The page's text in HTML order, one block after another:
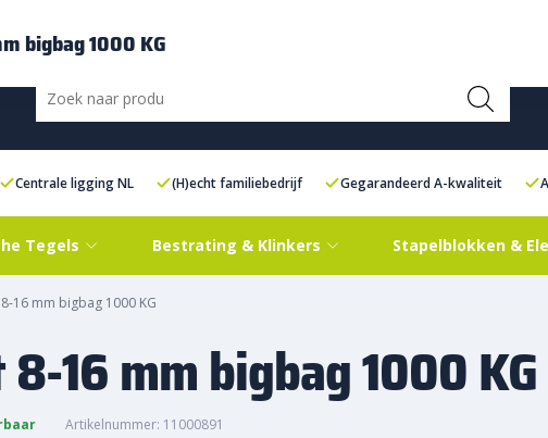
Centrale ligging NL (H)echt familiebedrijf Gegarandeerd A-kwaliteit
Tegels Bestrating & Klinkers Stapelblokken &
16 mm bigbag 1000 KG
16 mm bigbag 1000 KG
Artikelnummer: 11000891
bigbag 1000 KG